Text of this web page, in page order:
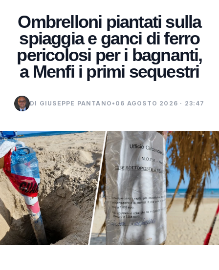
Ombrelloni piantati sulla
spiaggia e ganci di ferro
pericolosi per i bagnanti,
a Menfi i primi sequestri
DI GIUSEPPE PANTANO • 06 AGOSTO 2026 · 23:47